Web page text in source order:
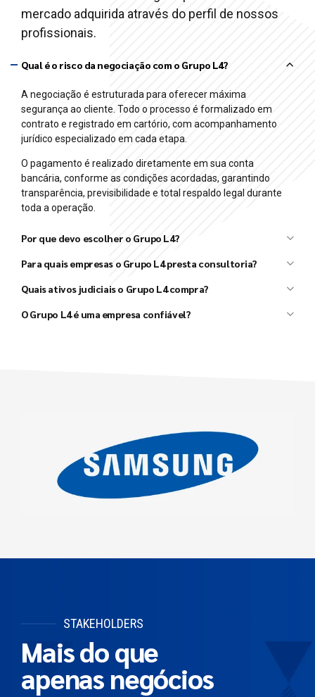
mercado adquirida através do perfil de nossos
profissionais.
Qual é o risco da negociação com o Grupo L4?
A negociação é estruturada para oferecer máxima
segurança ao cliente. Todo o processo é formalizado em
contrato e registrado em cartório, com acompanhamento
jurídico especializado em cada etapa.
O pagamento é realizado diretamente em sua conta
bancária, conforme as condições acordadas, garantindo
transparência, previsibilidade e total respaldo legal durante
toda a operação.
Por que devo escolher o Grupo L4?
L4 Taxx L4 Ativos
Para quais empresas o Grupo L4 presta consultoria?
Quais ativos judiciais o Grupo L4 compra?
O Grupo L4 é uma empresa confiável?
STAKEHOLDERS
Mais do que
apenas negócios